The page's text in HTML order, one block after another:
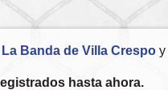
La Banda de Villa Crespoy
hasta ahora.